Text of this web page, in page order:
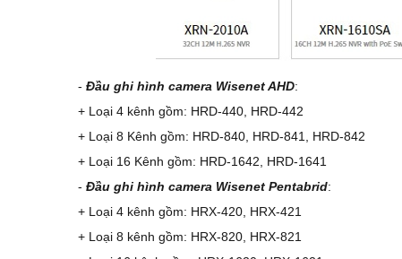
- Đầu ghi hình camera Wisenet AHD:
+ Loại 4 kênh gồm: HRD-440, HRD-442
+ Loại 8 Kênh gồm: HRD-840, HRD-841, HRD-842
+ Loại 16 Kênh gồm: HRD-1642, HRD-1641
- Đầu ghi hình camera Wisenet Pentabrid:
+ Loại 4 kênh gồm: HRX-420, HRX-421
+ Loại 8 kênh gồm: HRX-820, HRX-821